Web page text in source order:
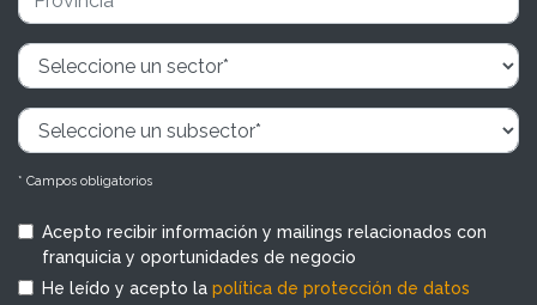
* Campos obligatorios
Acepto recibir información y mailings relacionados con
franquicia y oportunidades de negocio
He leído y acepto la política de protección de datos